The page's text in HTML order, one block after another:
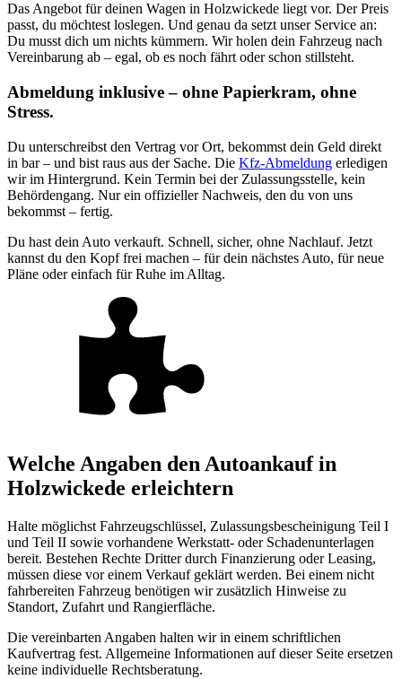
Das Angebot für deinen Wagen in Holzwickede liegt vor. Der Preis
passt, du möchtest loslegen. Und genau da setzt unser Service an:
Du musst dich um nichts kümmern. Wir holen dein Fahrzeug nach
Vereinbarung ab – egal, ob es noch fährt oder schon stillsteht.
Abmeldung inklusive – ohne Papierkram, ohne
Stress.
Du unterschreibst den Vertrag vor Ort, bekommst dein Geld direkt
in bar – und bist raus aus der Sache. Die Kfz-Abmeldung erledigen
wir im Hintergrund. Kein Termin bei der Zulassungsstelle, kein
Behördengang. Nur ein offizieller Nachweis, den du von uns
bekommst – fertig.
Du hast dein Auto verkauft. Schnell, sicher, ohne Nachlauf. Jetzt
kannst du den Kopf frei machen – für dein nächstes Auto, für neue
Pläne oder einfach für Ruhe im Alltag.
Welche Angaben den Autoankauf in
Holzwickede erleichtern
Halte möglichst Fahrzeugschlüssel, Zulassungsbescheinigung Teil I
und Teil II sowie vorhandene Werkstatt- oder Schadenunterlagen
bereit. Bestehen Rechte Dritter durch Finanzierung oder Leasing,
müssen diese vor einem Verkauf geklärt werden. Bei einem nicht
fahrbereiten Fahrzeug benötigen wir zusätzlich Hinweise zu
Standort, Zufahrt und Rangierfläche.
Die vereinbarten Angaben halten wir in einem schriftlichen
Kaufvertrag fest. Allgemeine Informationen auf dieser Seite ersetzen
keine individuelle Rechtsberatung.